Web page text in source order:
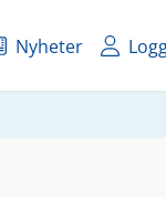
Nyheter